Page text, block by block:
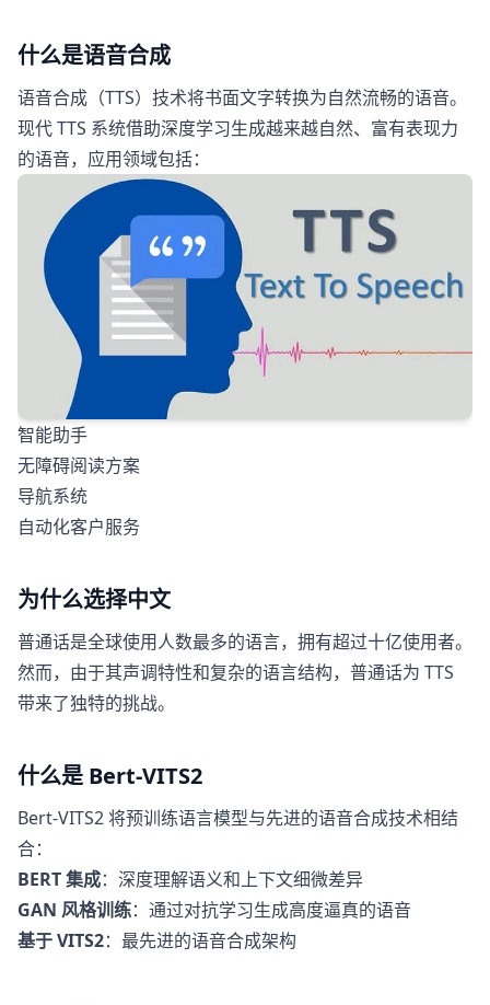
什么是语音合成
语音合成（TTS）技术将书面文字转换为自然流畅的语音。
现代 TTS 系统借助深度学习生成越来越自然、富有表现力
的语音，应用领域包括：
智能助手
无障碍阅读方案
导航系统
自动化客户服务
为什么选择中文
普通话是全球使用人数最多的语言，拥有超过十亿使用者。
然而，由于其声调特性和复杂的语言结构，普通话为 TTS
带来了独特的挑战。
什么是 Bert-VITS2
Bert-VITS2 将预训练语言模型与先进的语音合成技术相结
合：
BERT 集成：深度理解语义和上下文细微差异
GAN 风格训练：通过对抗学习生成高度逼真的语音
基于 VITS2：最先进的语音合成架构